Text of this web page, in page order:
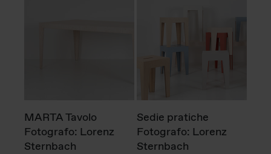
MARTA Tavolo
Fotografo: Lorenz
Sternbach
Sedie pratiche
Fotografo: Lorenz
Sternbach